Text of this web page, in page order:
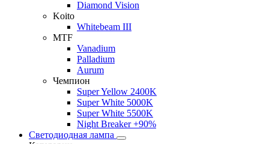
Diamond Vision
Koito
Whitebeam III
MTF
Vanadium
Palladium
Aurum
Чемпион
Super Yellow 2400K
Super White 5000K
Super White 5500K
Night Breaker +90%
Светодиодная лампа